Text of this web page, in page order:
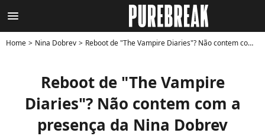
menu
Home Nina Dobrev Reboot de "The Vampire Diaries"? Não contem com a presença da Nina Dobrev
Reboot de "The Vampire
Diaries"? Não contem com a
presença da Nina Dobrev